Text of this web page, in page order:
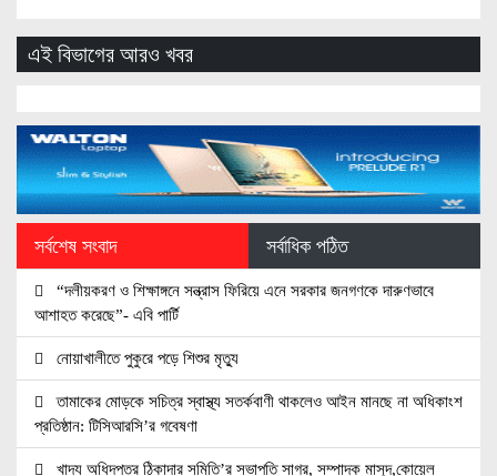
এই বিভাগের আরও খবর
সর্বশেষ সংবাদ সর্বাধিক পঠিত
“দলীয়করণ ও শিক্ষাঙ্গনে সন্ত্রাস ফিরিয়ে এনে সরকার জনগণকে দারুণভাবে
আশাহত করেছে”- এবি পার্টি
নোয়াখালীতে পুকুরে পড়ে শিশুর মৃত্যু
তামাকের মোড়কে সচিত্র স্বাস্থ্য সতর্কবাণী থাকলেও আইন মানছে না অধিকাংশ
প্রতিষ্ঠান: টিসিআরসি’র গবেষণা
খাদ্য অধিদপ্তর ঠিকাদার সমিতি’র সভাপতি সাগর, সম্পাদক মাসুদ,কোয়েল